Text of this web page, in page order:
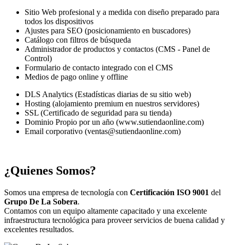
Sitio Web profesional y a medida con diseño preparado para
todos los dispositivos
Ajustes para SEO (posicionamiento en buscadores)
Catálogo con filtros de búsqueda
Administrador de productos y contactos (CMS - Panel de
Control)
Formulario de contacto integrado con el CMS
Medios de pago online y offline
DLS Analytics (Estadísticas diarias de su sitio web)
Hosting (alojamiento premium en nuestros servidores)
SSL (Certificado de seguridad para su tienda)
Dominio Propio por un año (www.sutiendaonline.com)
Email corporativo (ventas@sutiendaonline.com)
¿Quienes Somos?
Somos una empresa de tecnología con Certificación ISO 9001 del
Grupo De La Sobera.
Contamos con un equipo altamente capacitado y una excelente
infraestructura tecnológica para proveer servicios de buena calidad y
excelentes resultados.